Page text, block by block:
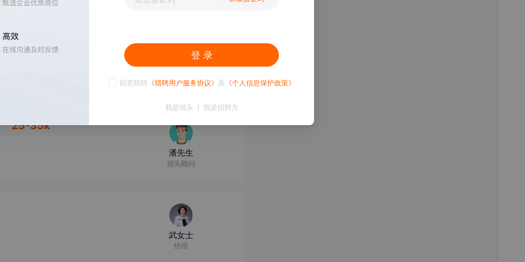
史先生
COE
25-35k
潘先生
猎头顾问
武女士
经理
登 录
同意猎聘 《猎聘用户服务协议》 及 《个人信息保护政策》
我是猎头 我是招聘方